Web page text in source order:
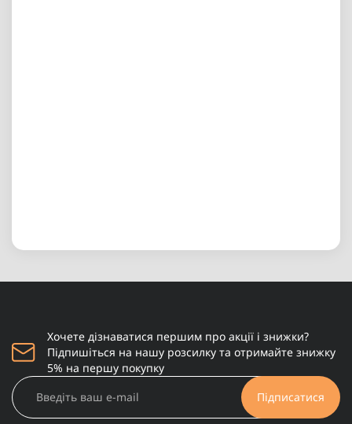
Хочете дізнаватися першим про акції і знижки?
Підпишіться на нашу розсилку та отримайте знижку
5% на першу покупку
Підписатися